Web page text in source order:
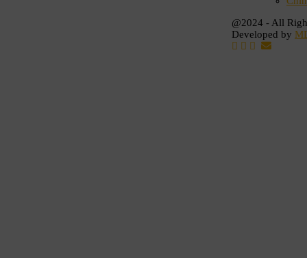
@2024 - All
Developed by